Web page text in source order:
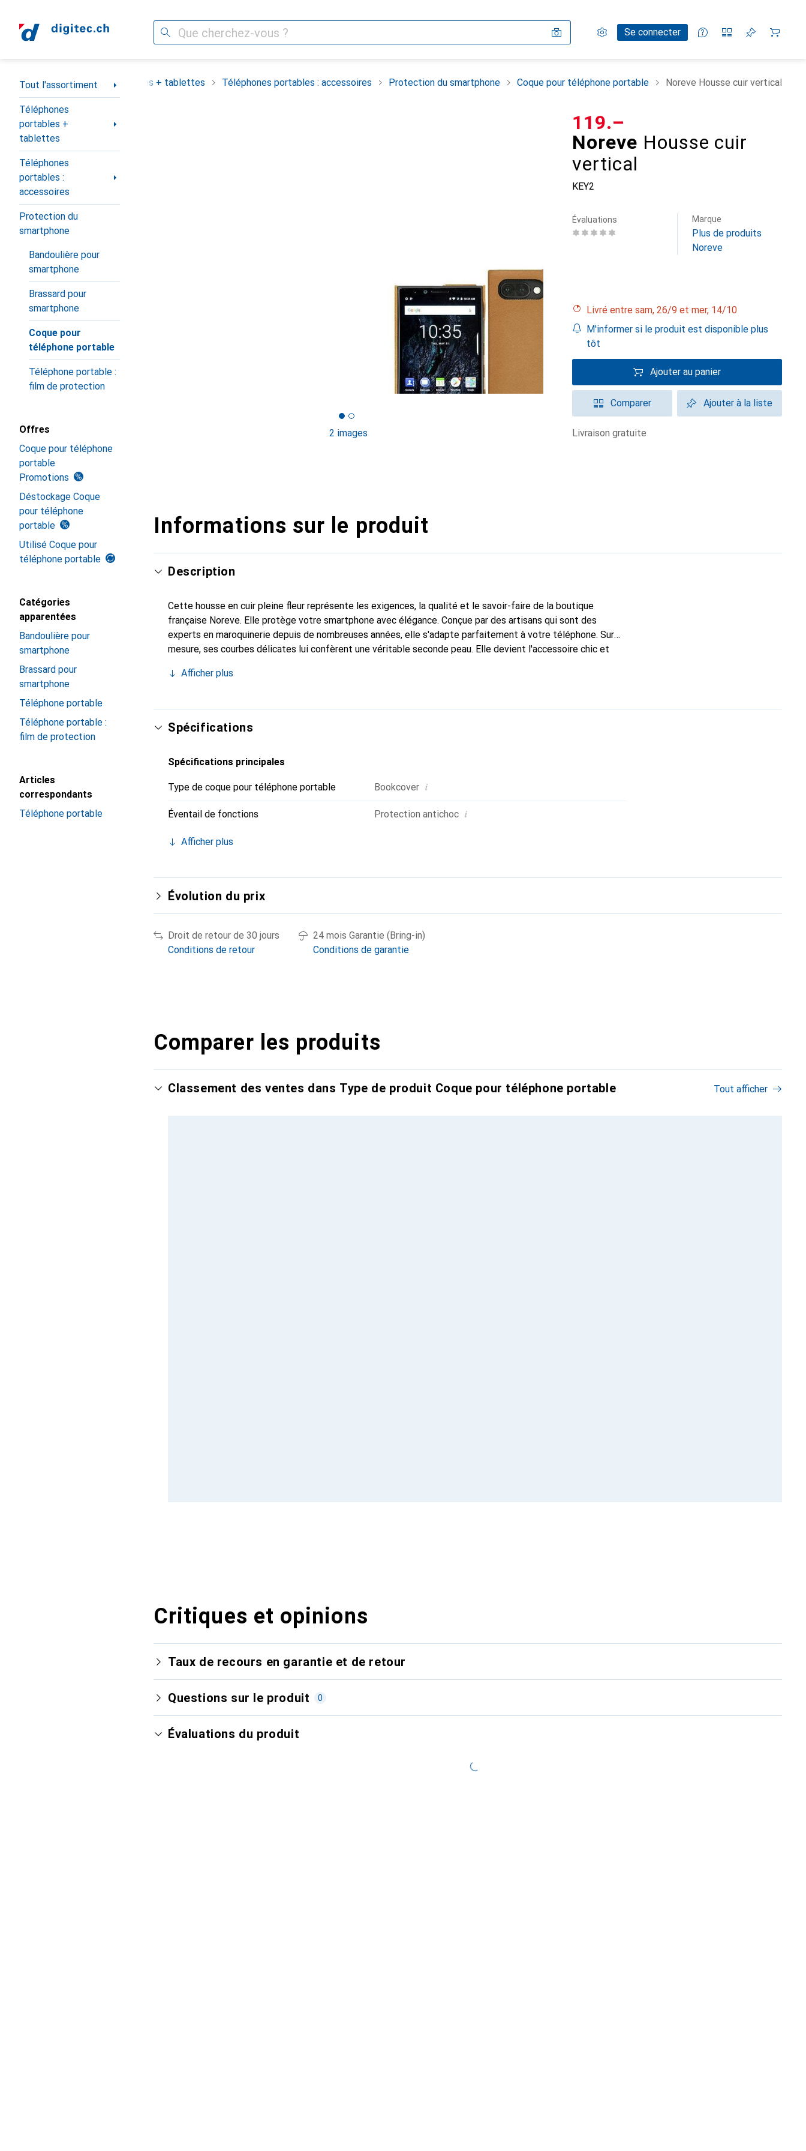
Recherche Paramètres
Compte clientSe connecter
Listes de comparaison
Listes d'envies
Panier
Navigation par catégorie
Tout l'assortiment
Téléphones
portables +
tablettes
Téléphones
portables :
accessoires
Protection du
smartphone
Bandoulière pour
smartphone
Brassard pour
smartphone
Coque pour
téléphone portable
Téléphone portable :
film de protection
Offres
Coque pour téléphone
portable
Promotions
Déstockage Coque
pour téléphone
portable
Utilisé Coque pour
téléphone portable
Catégories
apparentées
Bandoulière pour
smartphone
Brassard pour
smartphone
Téléphone portable
Téléphone portable :
film de protection
Articles
correspondants
Téléphone portable
Téléphones portables + tablettes Téléphones portables : accessoires Protection du smartphone Coque pour téléphone portable Noreve Housse cuir vertical
2 images
Noreve Housse cuir
vertical
KEY2
CHF
119.–
Évaluations Marque
Plus de produits
Noreve
Livré entre sam, 26/9 et mer, 14/10
M'informer si le produit est disponible plus
tôt
Ajouter au panier
Comparer Ajouter à la liste
livraison gratuite
Informations sur le produit
Description
Cette housse en cuir pleine fleur représente les exigences, la qualité et le savoir-faire de la boutique
française Noreve. Elle protège votre smartphone avec élégance. Conçue par des artisans qui sont des
experts en maroquinerie depuis de nombreuses années, elle s'adapte parfaitement à votre téléphone. Sur
mesure, ses courbes délicates lui confèrent une véritable seconde peau. Elle devient l'accessoire chic et
marque Noreve est un choix sûr pour une clientèle exigeante.
Afficher plus
Spécifications
Spécifications principales
Type de coque pour téléphone portable Bookcover i
Éventail de fonctions Protection antichoc i
Afficher plus
Évolution du prix
Droit de retour de 30 jours
Conditions de retour
24 mois Garantie (Bring-in)
Conditions de garantie
Comparer les produits
Classement des ventes dans Type de produit Coque pour téléphone portable Tout afficher
Critiques et opinions
Taux de recours en garantie et de retour
Questions sur le produit 0
Évaluations du produit